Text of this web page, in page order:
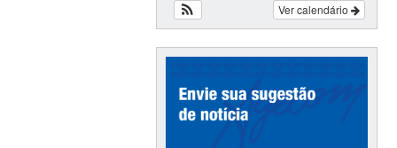
Ver calendário